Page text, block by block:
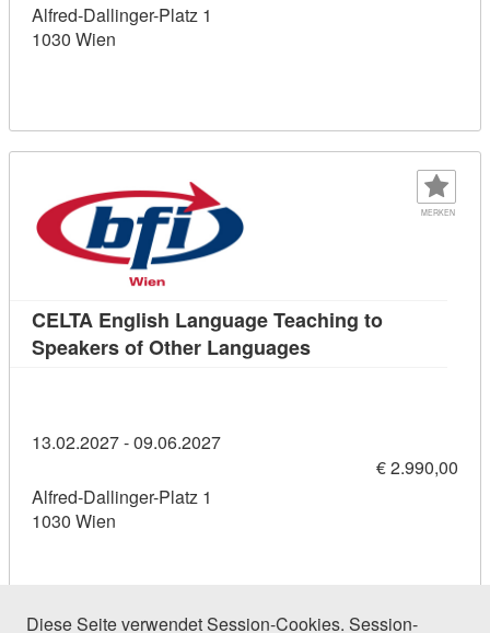
Alfred-Dallinger-Platz 1
1030 Wien
MERKEN
CELTA English Language Teaching to
Speakers of Other LanguagesKursdetail: CELTA
13.02.2027 - 09.06.2027
€ 2.990,00
Alfred-Dallinger-Platz 1
1030 Wien
Diese Seite verwendet Session-Cookies. Session-